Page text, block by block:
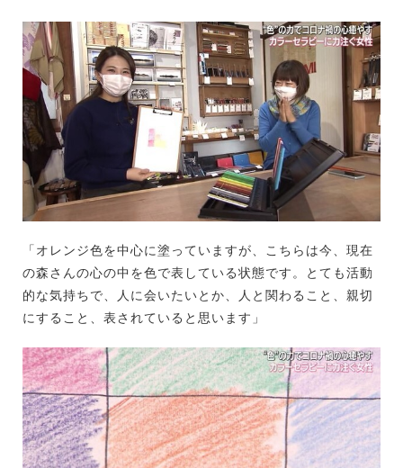
「オレンジ色を中心に塗っていますが、こちらは今、現在
の森さんの心の中を色で表している状態です。とても活動
的な気持ちで、人に会いたいとか、人と関わること、親切
にすること、表されていると思います」